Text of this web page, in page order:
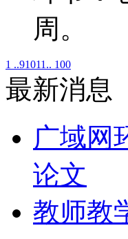
周。
1 ..91011 .. 100
最新消息
广域网
论文
教师教